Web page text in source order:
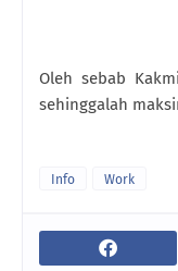
Oleh sebab
sehinggalah
Info Work